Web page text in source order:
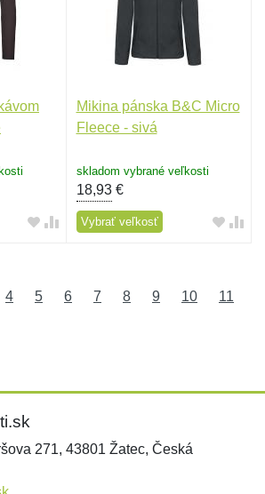
Mikina pánska B&C Micro
Fleece - sivá
skladom vybrané veľkosti
18,93€
Vybrať veľkosť
4 5 6 7 8 9 10 11
271, 43801 Žatec, Česká